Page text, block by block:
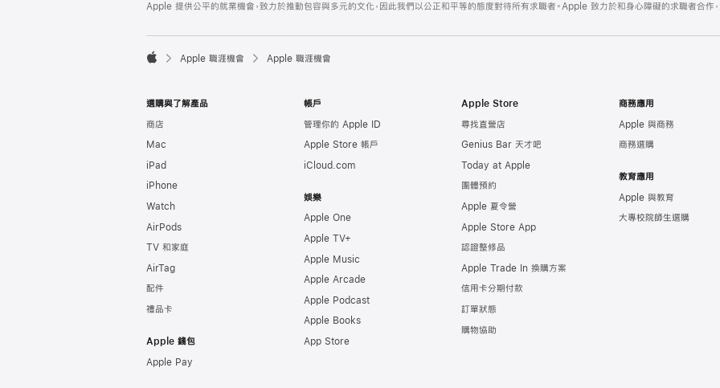
Footer
Apple 提供公平的就業機會，致力於推動包容與多元的文化，因此我們以公正和平等的態度對待所有求職者。Apple 致力於和身心障礙的求職者合作，

Apple 職涯機會 Apple 職涯機會
選購與了解產品
商店
Mac
iPad
iPhone
Watch
AirPods
TV 和家庭
AirTag
配件
禮品卡
Apple 錢包
Apple Pay
帳戶
管理你的 Apple ID
Apple Store 帳戶
iCloud.com
娛樂
Apple One
Apple TV+
Apple Music
Apple Arcade
Apple Podcast
Apple Books
App Store
Apple Store
尋找直營店
Genius Bar 天才吧
Today at Apple
團體預約
Apple 夏令營
Apple Store App
認證整修品
Apple Trade In 換購方案
信用卡分期付款
訂單狀態
購物協助
商務應用
Apple 與商務
商務選購
教育應用
Apple 與教育
大專校院師生選購